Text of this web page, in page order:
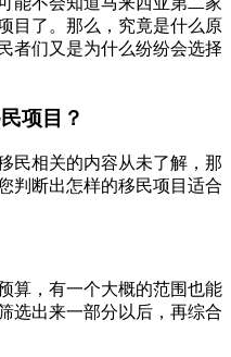
目了。那么，究竟是什么原
者们又是为什么纷纷会选择
项目？
民相关的内容从未了解，那
判断出怎样的移民项目适合
算，有一个大概的范围也能
选出来一部分以后，再综合